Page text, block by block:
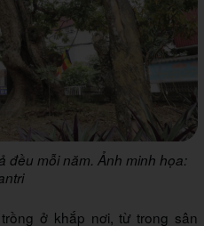
đều mỗi năm. Ảnh minh họa:
ở khắp nơi, từ trong sân